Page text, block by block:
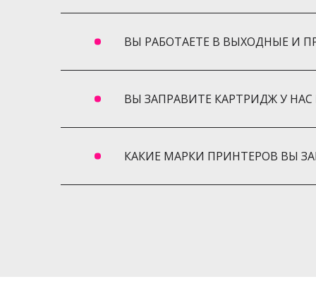
Заправка картриджей Экспоцентр
Заправка картриджей Ветряные Горы
Заправка картриджей Караваевы Дачи
Заправка картриджей Пуща-Водица
Заправка картриджей Быковня
Заправка картриджей Гидропарк
Заправка картриджей Русановские сады
ВЫ РАБОТАЕТЕ В ВЫХОДНЫЕ И
ВЫ ЗАПРАВИТЕ КАРТРИДЖ У НАС
КАКИЕ МАРКИ ПРИНТЕРОВ ВЫ